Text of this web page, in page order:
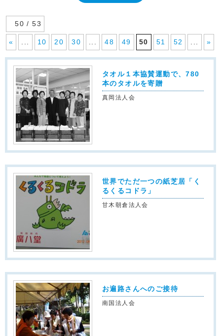
50 / 53
« 10 20 30 48 49 50 51 52 »
タオル１本協賛運動で、780
本のタオルを寄贈
真岡法人会
世界でただ一つの紙芝居「く
るくるコドラ」
甘木朝倉法人会
お遍路さんへのご接待
南国法人会